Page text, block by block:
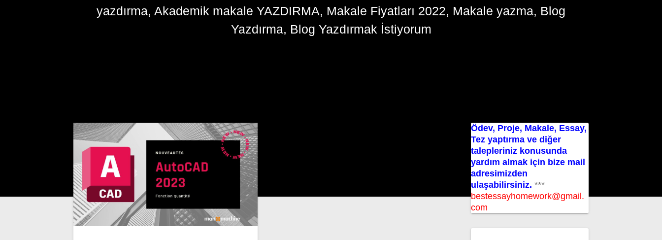
yazdırma, Akademik makale YAZDIRMA, Makale Fiyatları 2022, Makale yazma, Blog
Yazdırma, Blog Yazdırmak İstiyorum
Ödev, Proje, Makale, Essay,
Tez yaptırma ve diğer
talepleriniz konusunda
yardım almak için bize mail
adresimizden
ulaşabilirsiniz. ***
bestessayhomework@gmail.
com